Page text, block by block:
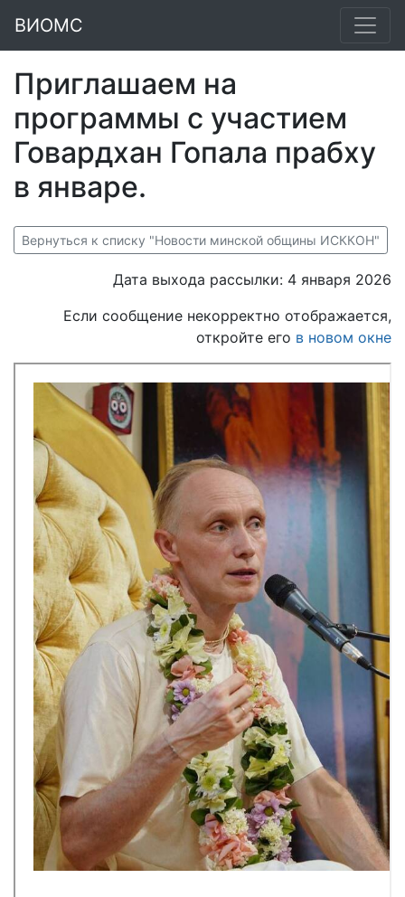
ВИОМС
Приглашаем на
программы с участием
Говардхан Гопала прабху
в январе.
Вернуться к списку "Новости минской общины ИСККОН"
Дата выхода рассылки: 4 января 2026
Если сообщение некорректно отображается,
откройте его в новом окне